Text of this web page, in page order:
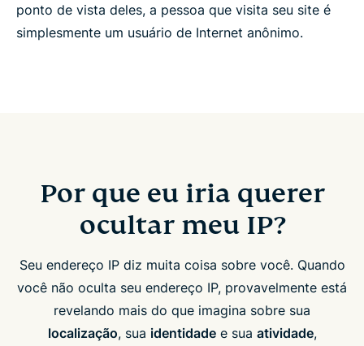
ponto de vista deles, a pessoa que visita seu site é
simplesmente um usuário de Internet anônimo.
Por que eu iria querer
ocultar meu IP?
Seu endereço IP diz muita coisa sobre você. Quando
você não oculta seu endereço IP, provavelmente está
revelando mais do que imagina sobre sua
localização, sua identidadee sua atividade,